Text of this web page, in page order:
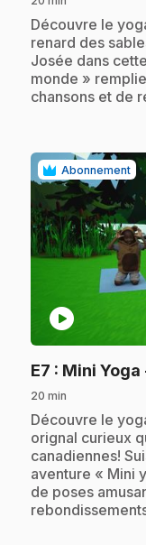
.Découvre le
renard des
Josée dans
monde »
chansons et de
Abonnement
play_circle
E7 : Mini
20 min
.Découvre le
orignal curieux
canadiennes!
aventure « Mini
de poses